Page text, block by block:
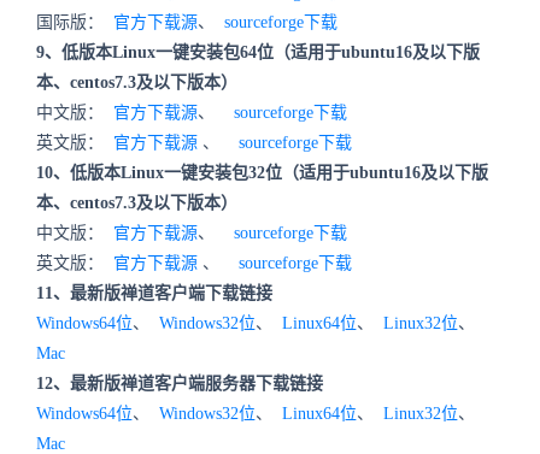
国际版： 官方下载源、 sourceforge下载
9、低版本Linux一键安装包64位（适用于ubuntu16及以下版
本、centos7.3及以下版本）
中文版： 官方下载源、 sourceforge下载
英文版： 官方下载源 、 sourceforge下载
10、低版本Linux一键安装包32位（适用于ubuntu16及以下版
本、centos7.3及以下版本）
中文版： 官方下载源、 sourceforge下载
英文版： 官方下载源 、 sourceforge下载
11、最新版禅道客户端下载链接
Windows64位、 Windows32位、 Linux64位、 Linux32位、
Mac
12、最新版禅道客户端服务器下载链接
Windows64位、 Windows32位、 Linux64位、 Linux32位、
Mac